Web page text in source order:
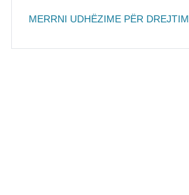
MERRNI UDHËZIME PËR DREJTIM